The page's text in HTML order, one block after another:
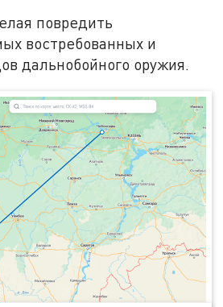
повредить
востребованных и
дальнобойного оружия.